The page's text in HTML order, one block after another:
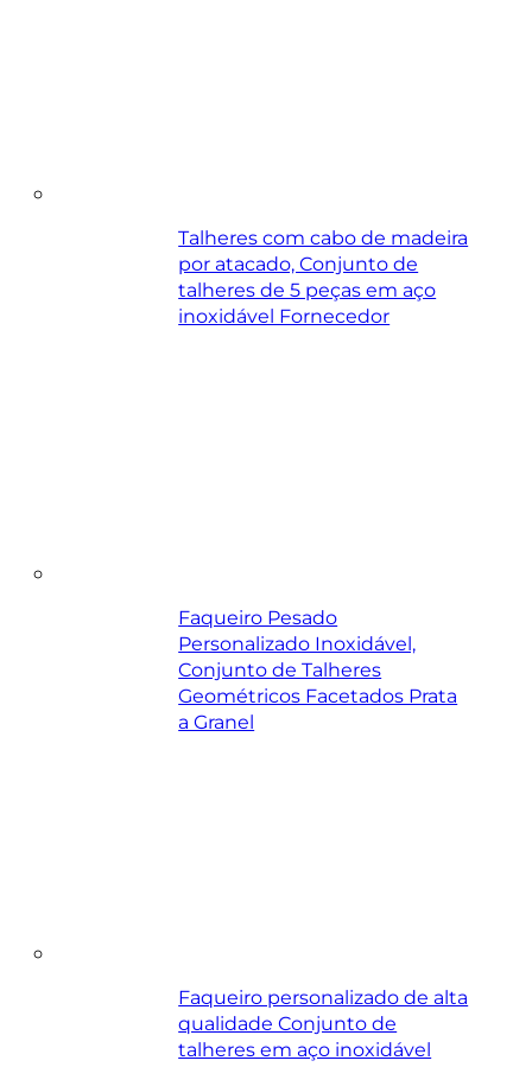
Talheres com cabo de madeira
por atacado, Conjunto de
talheres de 5 peças em aço
inoxidável Fornecedor
Faqueiro Pesado
Personalizado Inoxidável,
Conjunto de Talheres
Geométricos Facetados Prata
a Granel
Faqueiro personalizado de alta
qualidade Conjunto de
talheres em aço inoxidável